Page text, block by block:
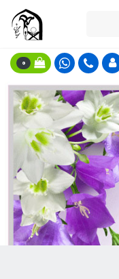
0